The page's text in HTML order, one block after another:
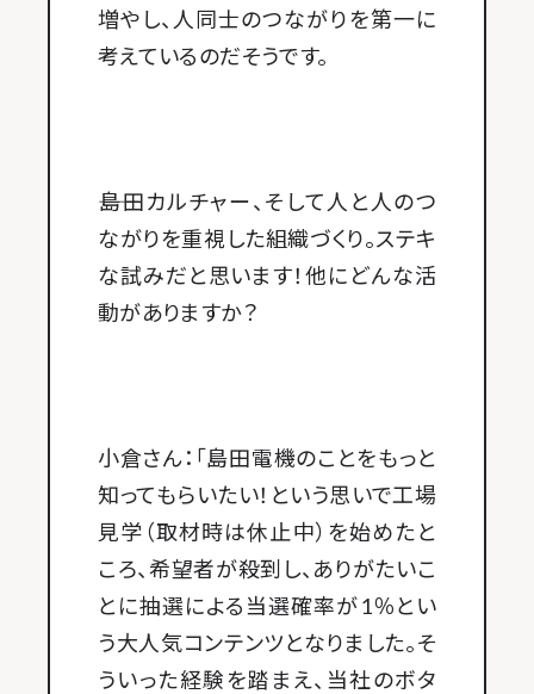
増やし、人同士のつながりを第一に
考えているのだそうです。
――島田カルチャー、そして人と人のつ
ながりを重視した組織づくり。ステキ
な試みだと思います！他にどんな活
動がありますか？
小倉さん：「島田電機のことをもっと
知ってもらいたい！という思いで工場
見学（取材時は休止中）を始めたと
ころ、希望者が殺到し、ありがたいこ
とに抽選による当選確率が1％とい
う大人気コンテンツとなりました。そ
ういった経験を踏まえ、当社のボタ